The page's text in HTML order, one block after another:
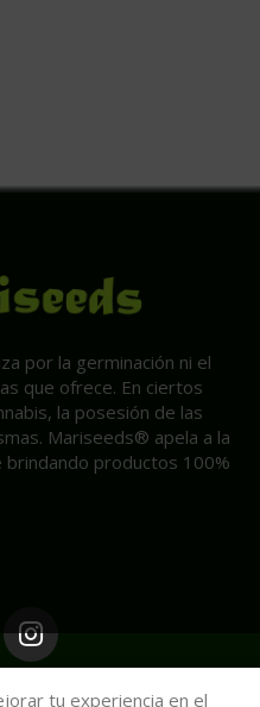
por la germinación ni el
que ofrece. En ciertos
la posesión de las
Mariseeds® apela a la
brindando productos 100%
POST VENTA.
tu experiencia en el